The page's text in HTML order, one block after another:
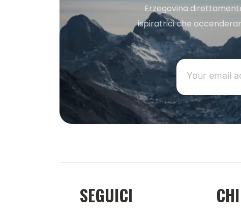
Erzegovina
ispiratrici che
SEGUICI